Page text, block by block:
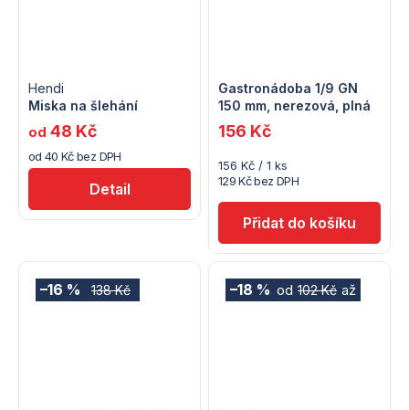
Miska na šlehání
Hendi
od 40 Kč bez DPH
od 48 Kč
Detail
Gastronádoba 1/9 GN
150 mm, nerezová, plná
129 Kč bez DPH
156 Kč
Měrná
cena:
156 Kč / 1 ks
138 Kč
–16 % od 102 Kč až
–18 %